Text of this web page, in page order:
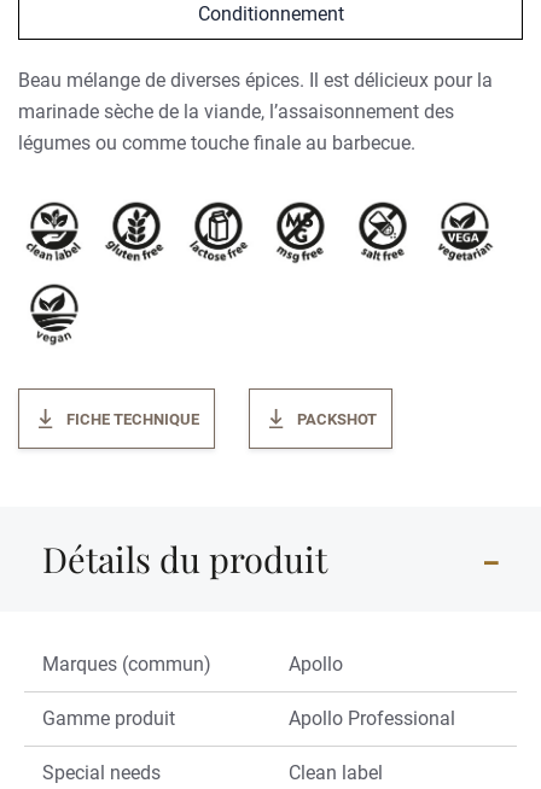
Conditionnement
Beau mélange de diverses épices. Il est délicieux pour la
marinade sèche de la viande, l’assaisonnement des
légumes ou comme touche finale au barbecue.
FICHE TECHNIQUE PACKSHOT
Détails du produit
Marques (commun) Apollo
Gamme produit Apollo Professional
Special needs
Clean label